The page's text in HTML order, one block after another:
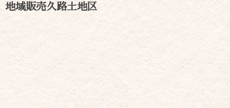
地域販売久路土地区